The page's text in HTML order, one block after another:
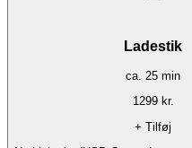
Ladestik
ca. 25 min
1299kr.
+ Tilføj